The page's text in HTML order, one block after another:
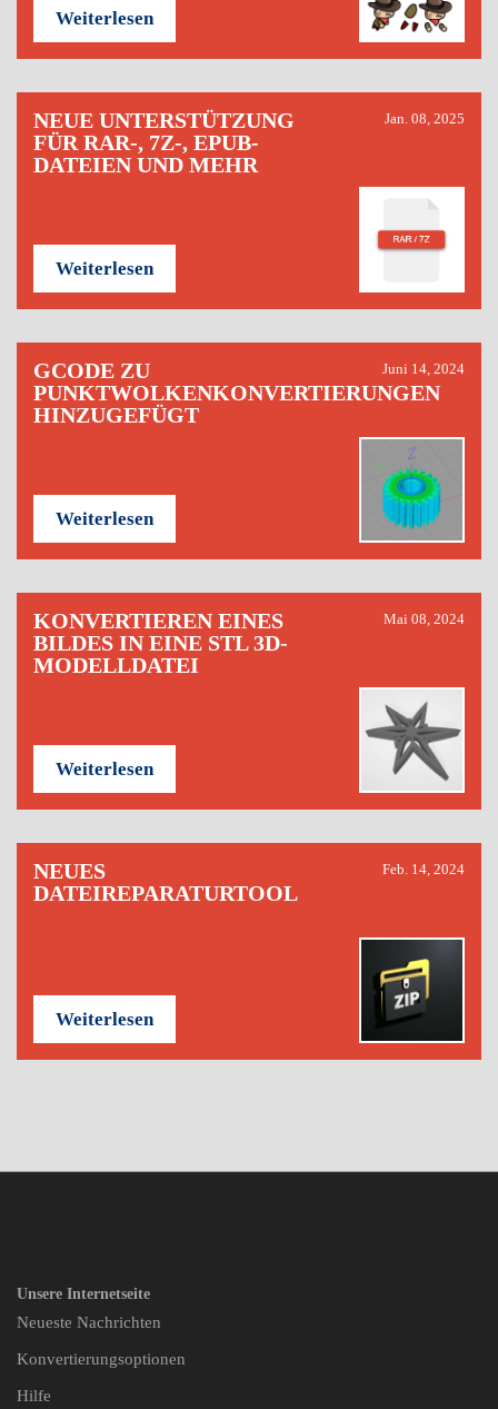
Weiterlesen
NEUE UNTERSTÜTZUNG
FÜR RAR-, 7Z-, EPUB-
DATEIEN UND MEHR
Jan. 08, 2025
Weiterlesen
GCODE ZU
PUNKTWOLKENKONVERTIERUNGEN
HINZUGEFÜGT
Juni 14, 2024
Weiterlesen
KONVERTIEREN EINES
BILDES IN EINE STL 3D-
MODELLDATEI
Mai 08, 2024
Weiterlesen
NEUES
DATEIREPARATURTOOL
Feb. 14, 2024
Weiterlesen
Unsere Internetseite
Neueste Nachrichten
Konvertierungsoptionen
Hilfe